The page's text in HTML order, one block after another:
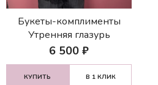
Букеты-комплименты
Утренняя глазурь
6 500 ₽
КУПИТЬ В 1 КЛИК